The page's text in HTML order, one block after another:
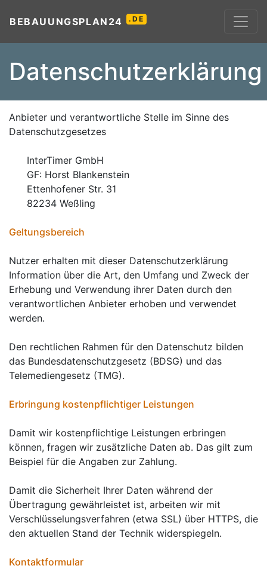
BEBAUUNGSPLAN24 .DE
Datenschutzerklärung
Anbieter und verantwortliche Stelle im Sinne des
Datenschutzgesetzes
InterTimer GmbH
GF: Horst Blankenstein
Ettenhofener Str. 31
82234 Weßling
Geltungsbereich
Nutzer erhalten mit dieser Datenschutzerklärung
Information über die Art, den Umfang und Zweck der
Erhebung und Verwendung ihrer Daten durch den
verantwortlichen Anbieter erhoben und verwendet
werden.
Den rechtlichen Rahmen für den Datenschutz bilden
das Bundesdatenschutzgesetz (BDSG) und das
Telemediengesetz (TMG).
Erbringung kostenpflichtiger Leistungen
Damit wir kostenpflichtige Leistungen erbringen
können, fragen wir zusätzliche Daten ab. Das gilt zum
Beispiel für die Angaben zur Zahlung.
Damit die Sicherheit Ihrer Daten während der
Übertragung gewährleistet ist, arbeiten wir mit
Verschlüsselungsverfahren (etwa SSL) über HTTPS, die
den aktuellen Stand der Technik widerspiegeln.
Kontaktformular